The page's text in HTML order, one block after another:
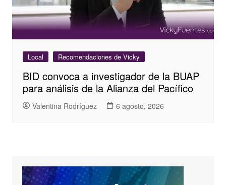
Local Recomendaciones de Vicky
BID convoca a investigador de la BUAP
para análisis de la Alianza del Pacífico
Valentina Rodríguez 6 agosto, 2026